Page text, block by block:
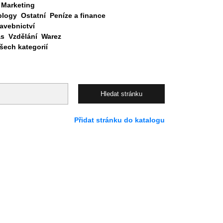
Marketing
Ostatní Peníze a finance
Vzdělání Warez
kategorií
Přidat stránku do katalogu